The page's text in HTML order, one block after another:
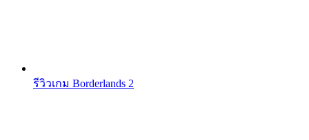
รีวิวเกม Borderlands 2